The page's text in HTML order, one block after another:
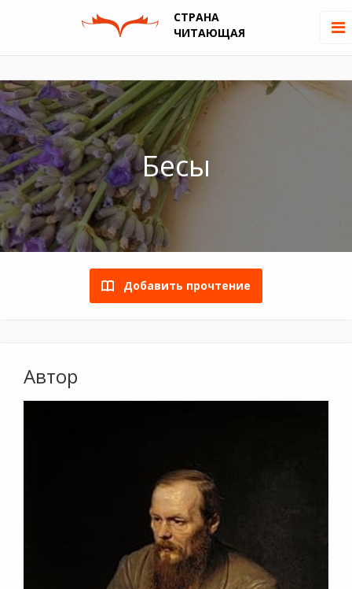
СТРАНА
ЧИТАЮЩАЯ
Бесы
Добавить прочтение
Автор